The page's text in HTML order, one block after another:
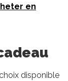
en
disponible